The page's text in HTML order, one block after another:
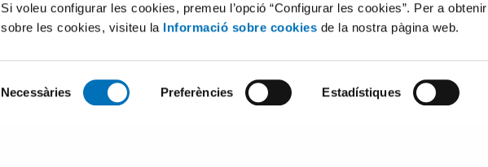
Si voleu configurar les cookies, premeu l’opció “Configurar les cookies”. Per a
sobre les cookies, visiteu la Informació sobre cookies de la nostra pàgina web.
de
Necessàries Preferències Estadístiques